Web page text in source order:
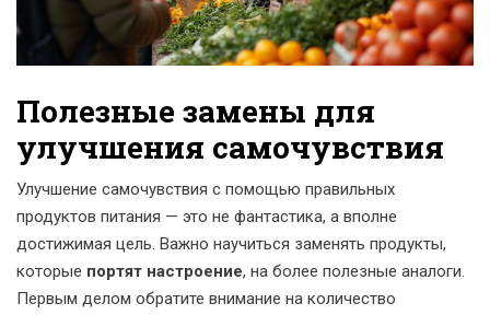
Полезные замены для
улучшения самочувствия
Улучшение самочувствия с помощью правильных
продуктов питания — это не фантастика, а вполне
достижимая цель. Важно научиться заменять продукты,
которые портят настроение, на более полезные аналоги.
Первым делом обратите внимание на количество